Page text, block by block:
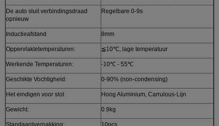
De auto sluit verbindingsdraad
opnieuw
Regelbare 0-9s
Inductieafstand 8mm
Oppervlaktetemperaturen: ≦10℃, lage temperatuur
Werkende Temperaturen: -10℃ - 55℃
Geschikte Vochtigheid: 0-90% (non-condensing)
Het eindigen voor slot Hoog Aluminium, Carrulous-Lijn
Gewicht: 0.9kg
Standaardverpakking: 10pcs